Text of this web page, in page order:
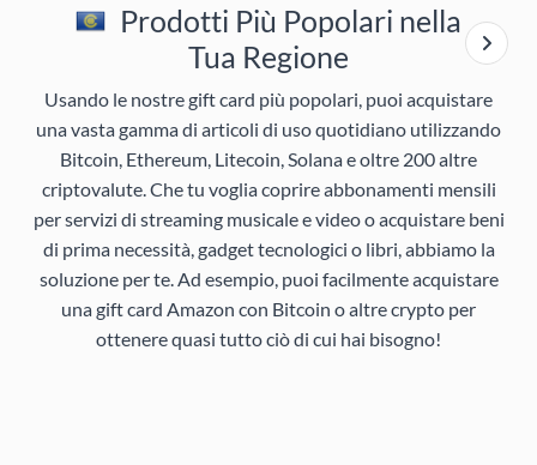
Prodotti Più Popolari nella
Tua Regione
Usando le nostre gift card più popolari, puoi acquistare
una vasta gamma di articoli di uso quotidiano utilizzando
Bitcoin, Ethereum, Litecoin, Solana e oltre 200 altre
criptovalute. Che tu voglia coprire abbonamenti mensili
per servizi di streaming musicale e video o acquistare beni
di prima necessità, gadget tecnologici o libri, abbiamo la
soluzione per te. Ad esempio, puoi facilmente acquistare
una gift card Amazon con Bitcoin o altre crypto per
ottenere quasi tutto ciò di cui hai bisogno!